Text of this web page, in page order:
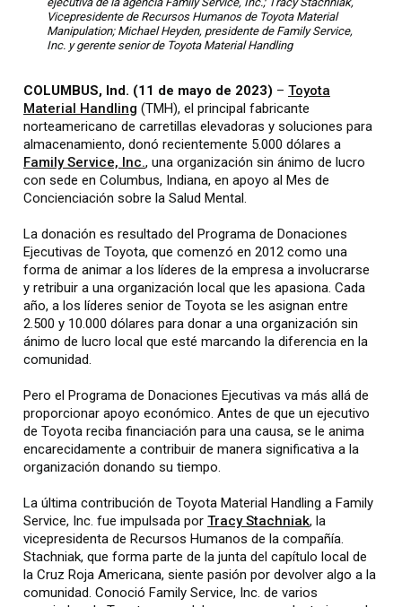
Vicepresidente de Recursos Humanos de Toyota Material
Manipulation; Michael Heyden, presidente de Family Service,
Inc. y gerente senior de Toyota Material Handling
COLUMBUS, Ind. (11 de mayo de 2023) – Toyota
Material Handling (TMH), el principal fabricante
norteamericano de carretillas elevadoras y soluciones para
almacenamiento, donó recientemente 5.000 dólares a
Family Service, Inc., una organización sin ánimo de lucro
con sede en Columbus, Indiana, en apoyo al Mes de
Concienciación sobre la Salud Mental.
La donación es resultado del Programa de Donaciones
Ejecutivas de Toyota, que comenzó en 2012 como una
forma de animar a los líderes de la empresa a involucrarse
y retribuir a una organización local que les apasiona. Cada
año, a los líderes senior de Toyota se les asignan entre
2.500 y 10.000 dólares para donar a una organización sin
ánimo de lucro local que esté marcando la diferencia en la
comunidad.
Pero el Programa de Donaciones Ejecutivas va más allá de
proporcionar apoyo económico. Antes de que un ejecutivo
de Toyota reciba financiación para una causa, se le anima
encarecidamente a contribuir de manera significativa a la
organización donando su tiempo.
La última contribución de Toyota Material Handling a Family
Service, Inc. fue impulsada por Tracy Stachniak, la
vicepresidenta de Recursos Humanos de la compañía.
Stachniak, que forma parte de la junta del capítulo local de
la Cruz Roja Americana, siente pasión por devolver algo a la
comunidad. Conoció Family Service, Inc. de varios